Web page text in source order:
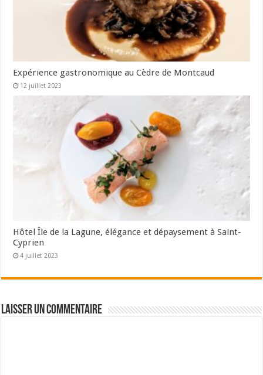
Expérience gastronomique au Cèdre de Montcaud
12 juillet 2023
Hôtel Île de la Lagune, élégance et dépaysement à Saint-
Cyprien
4 juillet 2023
Laisser un commentaire